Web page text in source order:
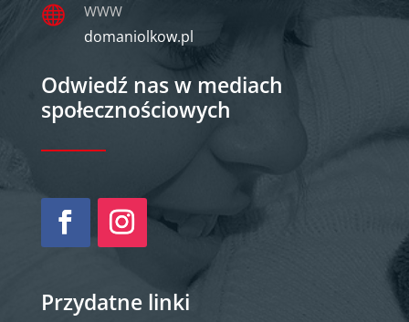
 WWW
domaniolkow.pl
Odwiedź nas w mediach
społecznościowych
Przydatne linki